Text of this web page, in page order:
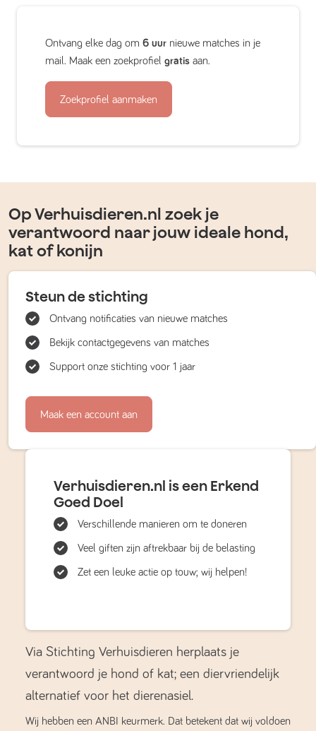
Ontvang elke dag om 6 uur nieuwe matches in je
mail. Maak een zoekprofiel gratis aan.
Zoekprofiel aanmaken
Op Verhuisdieren.nl zoek je
verantwoord naar jouw ideale hond,
kat of konijn
Steun de stichting
Ontvang notificaties van nieuwe matches
Bekijk contactgegevens van matches
Support onze stichting voor 1 jaar
Maak een account aan
Verhuisdieren.nl is een Erkend
Goed Doel
Verschillende manieren om te doneren
Veel giften zijn aftrekbaar bij de belasting
Zet een leuke actie op touw; wij helpen!
Via Stichting Verhuisdieren herplaats je
verantwoord je hond of kat; een diervriendelijk
alternatief voor het dierenasiel.
Wij hebben een ANBI keurmerk. Dat betekent dat wij voldoen